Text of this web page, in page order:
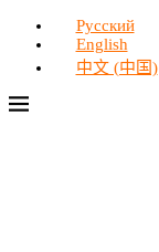
Русский
English
中文 (中国)